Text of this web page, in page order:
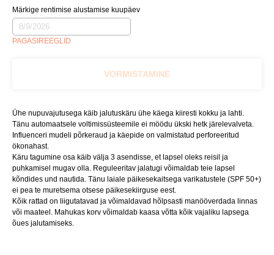
Märkige rentimise alustamise kuupäev
PAGASIREEGLID
VORMISTAMINE
Ühe nupuvajutusega käib jalutuskäru ühe käega kiiresti kokku ja lahti.
Tänu automaatsele voltimissüsteemile ei möödu ükski hetk järelevalveta.
Influenceri mudeli põrkeraud ja käepide on valmistatud perforeeritud
ökonahast.
Käru tagumine osa käib välja 3 asendisse, et lapsel oleks reisil ja
puhkamisel mugav olla. Reguleeritav jalatugi võimaldab teie lapsel
kõndides und nautida. Tänu laiale päikesekaitsega varikatustele (SPF 50+)
ei pea te muretsema otsese päikesekiirguse eest.
Kõik rattad on liigutatavad ja võimaldavad hõlpsasti manööverdada linnas
või maateel. Mahukas korv võimaldab kaasa võtta kõik vajaliku lapsega
õues jalutamiseks.